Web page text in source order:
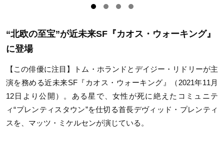
“北欧の至宝”が近未来SF『カオス・ウォーキング』
に登場
【この俳優に注目】トム・ホランドとデイジー・リドリーが主
演を務める近未来SF『カオス・ウォーキング』（2021年11月
12日より公開）。ある星で、女性が死に絶えたコミュニテ
ィ“プレンティスタウン”を仕切る首長デヴィッド・プレンティ
スを、マッツ・ミケルセンが演じている。